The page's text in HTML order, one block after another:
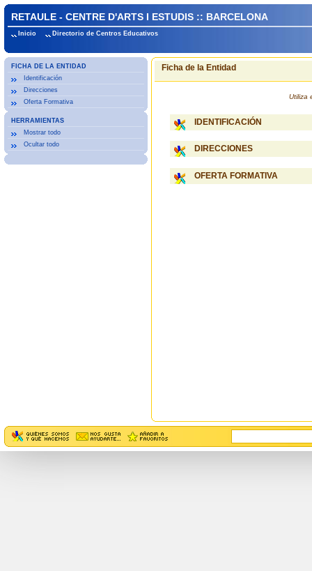
RETAULE - CENTRE D'ARTS I ESTUDIS :: BARCELONA
Inicio Directorio de Centros Educativos
FICHA DE LA ENTIDAD
Identificación
Direcciones
Oferta Formativa
HERRAMIENTAS
Mostrar todo
Ocultar todo
Ficha de la Entidad
Utiliza
IDENTIFICACIÓN
DIRECCIONES
OFERTA FORMATIVA